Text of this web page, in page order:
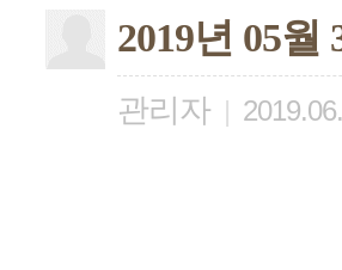
2019년 05
관리자 |